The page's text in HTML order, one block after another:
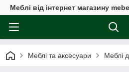
Меблі від інтернет магазину
Меблі та аксесуари Меблі